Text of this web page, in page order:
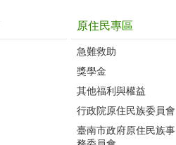
原住民專區
急難救助
獎學金
其他福利與權益
行政院原住民族委員會
臺南市政府原住民族事